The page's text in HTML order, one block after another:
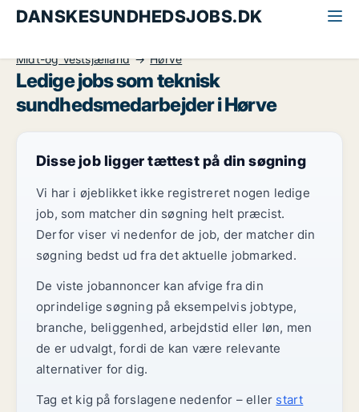
DANSKESUNDHEDSJOBS.DK
Midt-og Vestsjælland
Hørve
Ledige jobs som teknisk
sundhedsmedarbejder i Hørve
Disse job ligger tættest på din søgning
Vi har i øjeblikket ikke registreret nogen ledige
job, som matcher din søgning helt præcist.
Derfor viser vi nedenfor de job, der matcher din
søgning bedst ud fra det aktuelle jobmarked.
De viste jobannoncer kan afvige fra din
oprindelige søgning på eksempelvis jobtype,
branche, beliggenhed, arbejdstid eller løn, men
de er udvalgt, fordi de kan være relevante
alternativer for dig.
Tag et kig på forslagene nedenfor – eller start